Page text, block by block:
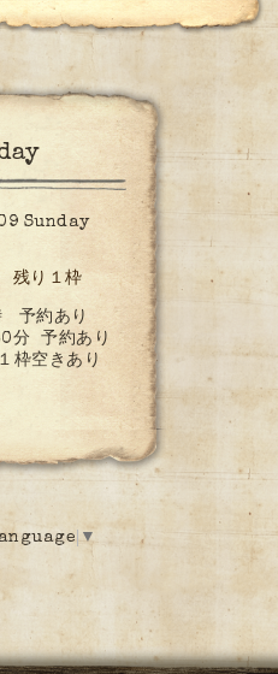
Sunday
残り１枠
予約あり
分 予約あり
枠空きあり
▼